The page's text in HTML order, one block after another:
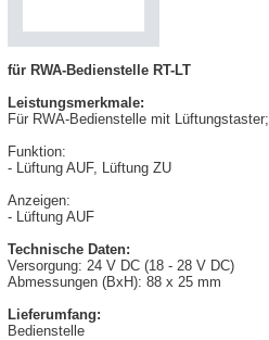
für RWA-Bedienstelle RT-LT
Leistungsmerkmale:
Für RWA-Bedienstelle mit Lüftungstaster;
Funktion:
- Lüftung AUF, Lüftung ZU
Anzeigen:
- Lüftung AUF
Technische Daten:
Versorgung: 24 V DC (18 - 28 V DC)
Abmessungen (BxH): 88 x 25 mm
Lieferumfang:
Bedienstelle